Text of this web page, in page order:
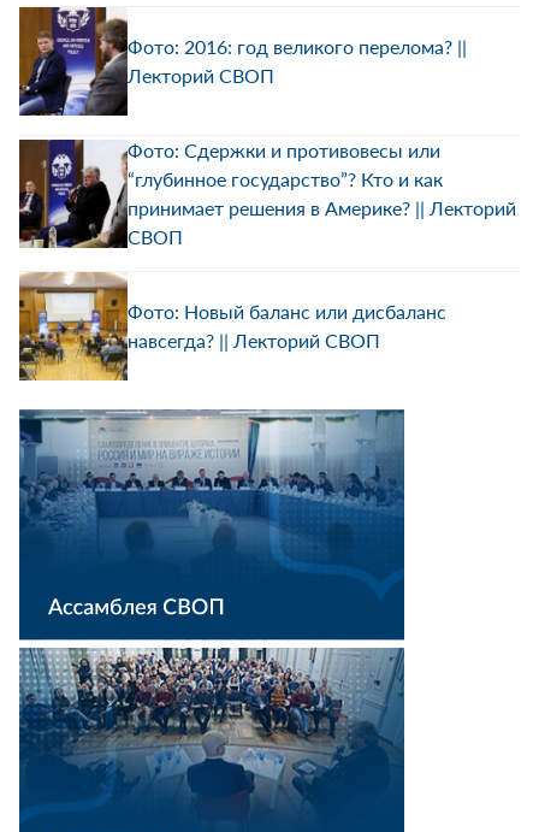
Фото: 2016: год великого перелома? ||
Лекторий СВОП
Фото: Сдержки и противовесы или
“глубинное государство”? Кто и как
принимает решения в Америке? || Лекторий
СВОП
Фото: Новый баланс или дисбаланс
навсегда? || Лекторий СВОП